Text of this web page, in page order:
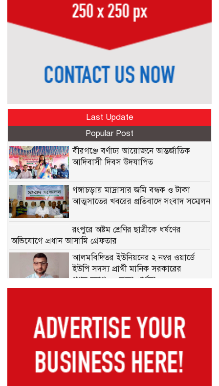
Last Update
Popular Post
বীরগঞ্জে বর্ণাঢ্য আয়োজনে আন্তর্জাতিক
আদিবাসী দিবস উদযাপিত
গঙ্গাচড়ায় মাদ্রাসার জমি বন্ধক ও টাকা
আত্মসাতের খবরের প্রতিবাদে সংবাদ সম্মেলন
রংপুরে অষ্টম শ্রেণির ছাত্রীকে ধর্ষণের
অভিযোগে প্রধান আসামি গ্রেফতার
আলমবিদিতর ইউনিয়নের ২ নম্বর ওয়ার্ডে
ইউপি সদস্য প্রার্থী মানিক সরকারের
গণসংযোগ ও দোয়া প্রার্থনা
সভা অনুষ্ঠিত
জনপ্রিয়তার শীর্ষে দেবীগঞ্জের মাটির সন্তান
কুড়িগ্রামে সাংবাদিক জোবাইয়ের ওপর